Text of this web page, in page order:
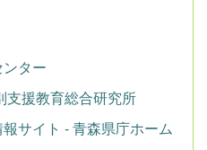
ター
支援教育総合研究所
サイト - 青森県庁ホーム